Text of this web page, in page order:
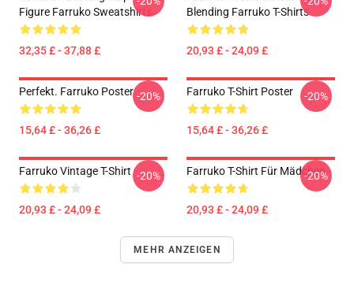
Figure Farruko Sweatshirts
32,35 £ - 37,88 £
Blending Farruko T-Shirts
20,93 £ - 24,09 £
Perfekt. Farruko Poster
15,64 £ - 36,26 £
-20% Farruko T-Shirt Poster
15,64 £ - 36,26 £
-20%
Farruko Vintage T-Shirt
20,93 £ - 24,09 £
-20% Farruko T-Shirt Für Mädchen
20,93 £ - 24,09 £
-20%
MEHR ANZEIGEN